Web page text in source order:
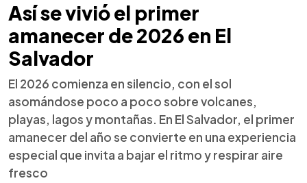
Así se vivió el primer
amanecer de 2026 en El
Salvador
El 2026 comienza en silencio, con el sol
asomándose poco a poco sobre volcanes,
playas, lagos y montañas. En El Salvador, el primer
amanecer del año se convierte en una experiencia
especial que invita a bajar el ritmo y respirar aire
fresco